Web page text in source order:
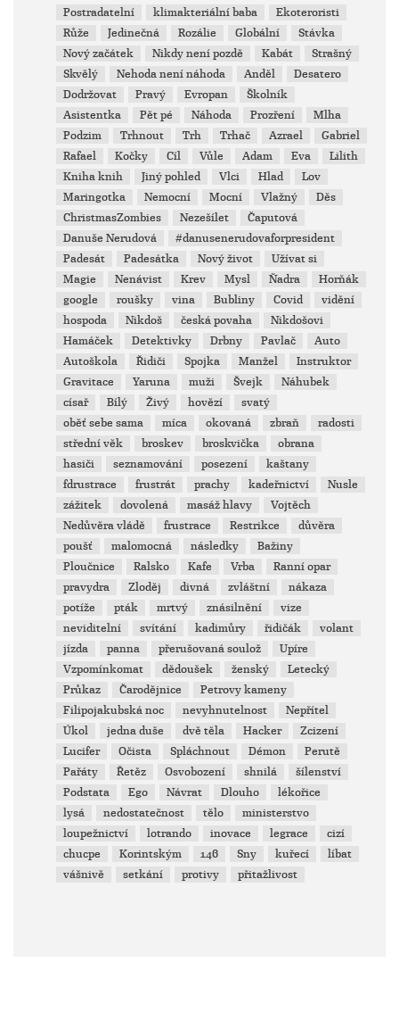
Postradatelní
klimakteriální baba
Ekoteroristi
Růže
Jedinečná Rozálie Globální
Stávka
Nový začátek
Nikdy není pozdě Kabát
Strašný
Skvělý
Nehoda není náhoda Anděl
Desatero
Dodržovat
Pravý Evropan
Školník
Asistentka
Pět pé Náhoda Prozření
Mlha
Podzim
Trhnout Trh Trhač Azrael
Gabriel
Rafael
Kočky Cíl Vůle Adam Eva
Lilith
Kniha knih
Jiný pohled Vlci Hlad
Lov
Maringotka
Nemocní Mocní Vlažný
Děs
ChristmasZombies
Nezešílet
Čaputová
Danuše Nerudová
#danusenerudovaforpresident
Padesát
Padesátka Nový život
Užívat si
Magie
Nenávist Krev Mysl Ňadra
Horňák
google
roušky vina Bubliny Covid
vidění
hospoda
Nikdoš česká povaha
Nikdošovi
Hamáček
Detektivky Drbny Pavlač
Auto
Autoškola
Řidiči Spojka Manžel
Instruktor
Gravitace
Yaruna muži Švejk
Náhubek
císař
Bílý Živý hovězí
svatý
oběť sebe sama
míca okovaná zbraň
radosti
střední věk
broskev broskvička
obrana
hasiči
seznamování posezení
kaštany
fdrustrace
frustrát prachy kadeřnictví
Nusle
zážitek
dovolená masáž hlavy
Vojtěch
Nedůvěra vládě
frustrace Restrikce
důvěra
poušť
malomocná následky
Bažiny
Ploučnice
Ralsko Kafe Vrba
Ranní opar
pravydra
Zloděj divná zvláštní
nákaza
potíže
pták mrtvý znásilnění
vize
neviditelní
svítání kadimůry řidičák
volant
jízda
panna přerušovaná soulož
Upíre
Vzpomínkomat
dědoušek ženský
Letecký
Průkaz
Čarodějnice
Petrovy kameny
Filipojakubská noc
nevyhnutelnost
Nepřítel
Úkol
jedna duše dvě těla Hacker
Zcizení
Lucifer
Očista Spláchnout Démon
Perutě
Pařáty
Řetěz Osvobození shnilá
šílenství
Podstata
Ego Návrat Dlouho
lékořice
lysá
nedostatečnost tělo
ministerstvo
loupežnictví
lotrando inovace legrace
cizí
chucpe
Korintským 146 Sny kuřecí
líbat
vášnivě
setkání protivy přitažlivost